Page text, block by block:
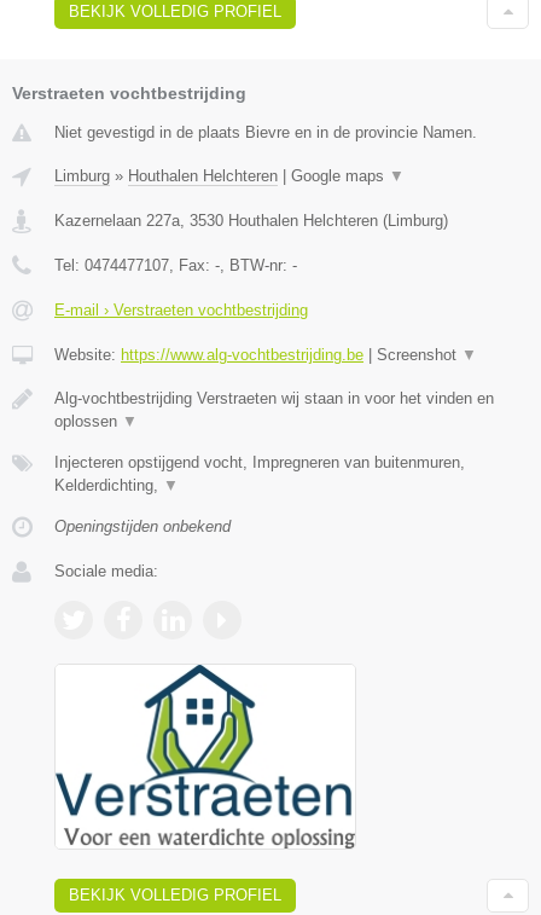
BEKIJK VOLLEDIG PROFIEL
Verstraeten vochtbestrijding
Niet gevestigd in de plaats Bievre en in de provincie Namen.
Limburg » Houthalen Helchteren Google maps ▼
Kazernelaan 227a 3530 Houthalen Helchteren ( Limburg)
Tel: 0474477107 , Fax: - , BTW-nr: -
E-mail › Verstraeten vochtbestrijding
Website: https://www.alg-vochtbestrijding.be Screenshot ▼
Alg-vochtbestrijding Verstraeten wij staan in voor het vinden en
oplossen ▼
Injecteren opstijgend vocht, Impregneren van buitenmuren,
Kelderdichting,
▼
Openingstijden onbekend
Sociale media:
BEKIJK VOLLEDIG PROFIEL